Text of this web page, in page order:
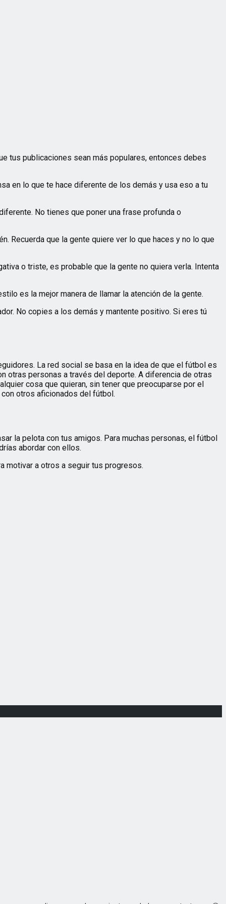
tus publicaciones sean más populares, entonces debes
en lo que te hace diferente de los demás y usa eso a tu
No tienes que poner una frase profunda o
Recuerda que la gente quiere ver lo que haces y no lo que
o triste, es probable que la gente no quiera verla. Intenta
es la mejor manera de llamar la atención de la gente.
No copies a los demás y mantente positivo. Si eres tú
La red social se basa en la idea de que el fútbol es
otras personas a través del deporte. A diferencia de otras
cosa que quieran, sin tener que preocuparse por el
otros aficionados del fútbol.
la pelota con tus amigos. Para muchas personas, el fútbol
abordar con ellos.
motivar a otros a seguir tus progresos.